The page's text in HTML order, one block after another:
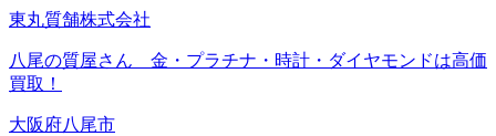
東丸質舗株式会社
八尾の質屋さん 金・プラチナ・時計・ダイヤモンドは高価
買取！
大阪府八尾市